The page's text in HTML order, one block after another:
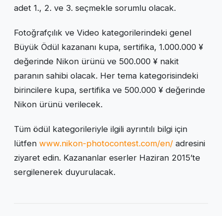
adet 1., 2. ve 3. seçmekle sorumlu olacak.
Fotoğrafçılık ve Video kategorilerindeki genel
Büyük Ödül kazananı kupa, sertifika, 1.000.000 ¥
değerinde Nikon ürünü ve 500.000 ¥ nakit
paranın sahibi olacak. Her tema kategorisindeki
birincilere kupa, sertifika ve 500.000 ¥ değerinde
Nikon ürünü verilecek.
Tüm ödül kategorileriyle ilgili ayrıntılı bilgi için
lütfen www.nikon-photocontest.com/en/ adresini
ziyaret edin. Kazananlar eserler Haziran 2015’te
sergilenerek duyurulacak.